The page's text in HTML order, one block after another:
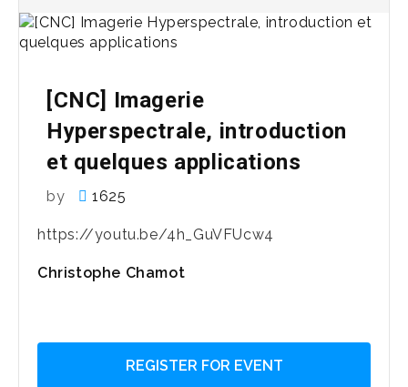
[CNC] Imagerie
Hyperspectrale, introduction
et quelques applications
by 1625
https://youtu.be/4h_GuVFUcw4
Christophe Chamot
REGISTER FOR EVENT